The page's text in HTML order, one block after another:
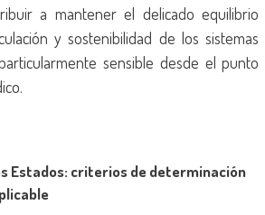
a mantener el delicado equilibrio
y sostenibilidad de los sistemas
sensible desde el punto
Estados: criterios de determinación